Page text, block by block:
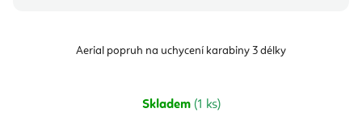
Aerial popruh na uchycení karabiny 3 délky
Skladem (1 ks)